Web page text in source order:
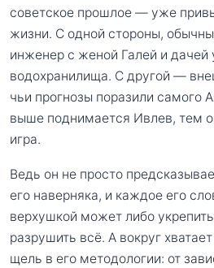
советское прошлое — уже
жизни. С одной стороны,
инженер с женой Галей и дачей
водохранилища. С другой —
чьи прогнозы поразили самого
выше поднимается Ивлев, тем
игра.
Ведь он не просто
его наверняка, и каждое его
верхушкой может либо
разрушить всё. А вокруг
щель в его методологии: от